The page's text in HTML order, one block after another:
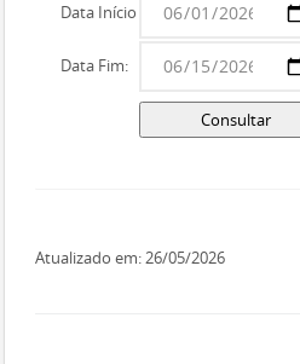
Data Início
Data Fim:
Atualizado em: 26/05/2026